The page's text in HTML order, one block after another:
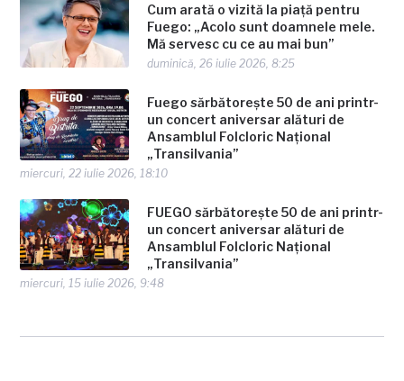
Cum arată o vizită la piață pentru
Fuego: „Acolo sunt doamnele mele.
Mă servesc cu ce au mai bun”
duminică, 26 iulie 2026, 8:25
Fuego sărbătorește 50 de ani printr-
un concert aniversar alături de
Ansamblul Folcloric Național
„Transilvania”
miercuri, 22 iulie 2026, 18:10
FUEGO sărbătorește 50 de ani printr-
un concert aniversar alături de
Ansamblul Folcloric Național
„Transilvania”
miercuri, 15 iulie 2026, 9:48